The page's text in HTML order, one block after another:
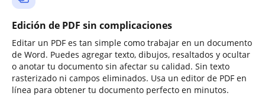
Edición de PDF sin complicaciones
Editar un PDF es tan simple como trabajar en un documento
de Word. Puedes agregar texto, dibujos, resaltados y ocultar
o anotar tu documento sin afectar su calidad. Sin texto
rasterizado ni campos eliminados. Usa un editor de PDF en
línea para obtener tu documento perfecto en minutos.